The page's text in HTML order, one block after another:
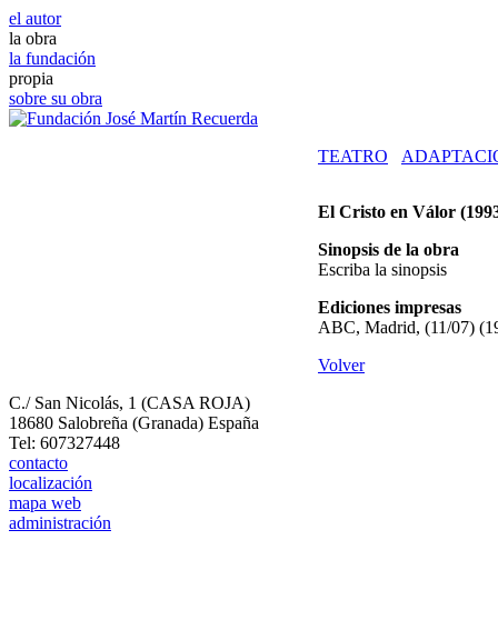
el autor
la obra
la fundación
propia
sobre su obra
TEATRO
El Cristo en Válor
Sinopsis de la obra
Escriba la sinopsis
Ediciones impresas
ABC, Madrid, (11/07)
Volver
C./ San Nicolás, 1 (CASA ROJA)
18680 Salobreña (Granada) España
Tel: 607327448
contacto
localización
mapa web
administración